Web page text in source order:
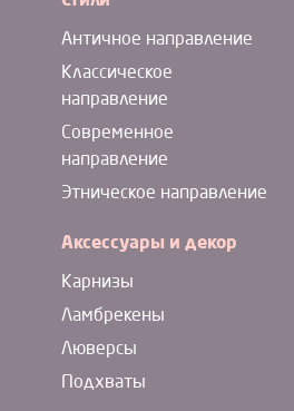
Античное направление
Классическое
направление
Современное
направление
Этническое направление
Аксессуары и декор
Карнизы
Ламбрекены
Люверсы
Подхваты